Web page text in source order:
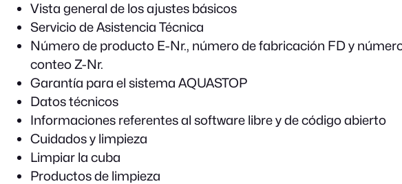
Vista general de los ajustes básicos
Servicio de Asistencia Técnica
Número de producto E-Nr., número de fabricación FD y
conteo Z-Nr.
Garantía para el sistema AQUASTOP
Datos técnicos
Informaciones referentes al software libre y de código abierto
Cuidados y limpieza
Limpiar la cuba
Productos de limpieza